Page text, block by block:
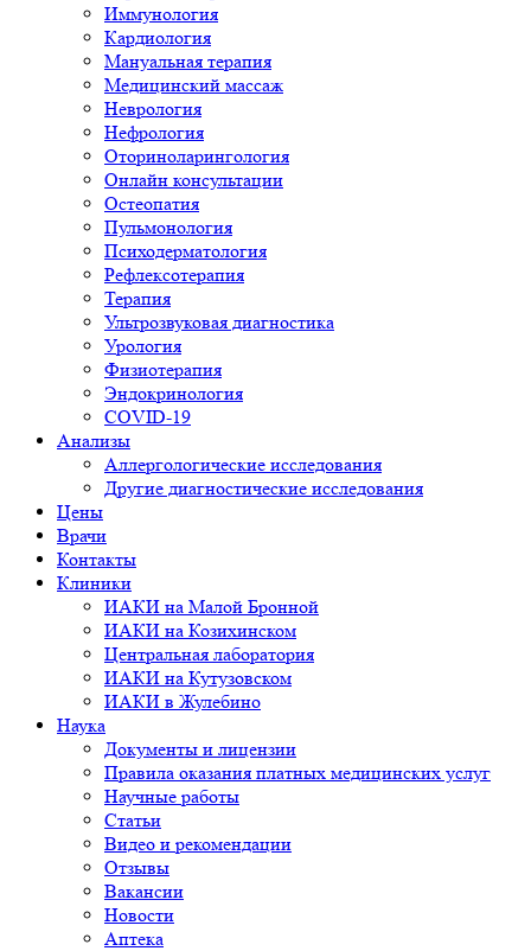
Иммунология
Кардиология
Мануальная терапия
Медицинский массаж
Неврология
Нефрология
Оториноларингология
Онлайн консультации
Остеопатия
Пульмонология
Психодерматология
Рефлексотерапия
Терапия
Ультрозвуковая диагностика
Урология
Физиотерапия
Эндокринология
COVID-19
Анализы
Аллергологические исследования
Другие диагностические исследования
Цены
Врачи
Контакты
Клиники
ИАКИ на Малой Бронной
ИАКИ на Козихинском
Центральная лаборатория
ИАКИ на Кутузовском
ИАКИ в Жулебино
Наука
Документы и лицензии
Правила оказания платных медицинских услуг
Научные работы
Статьи
Видео и рекомендации
Отзывы
Вакансии
Новости
Аптека